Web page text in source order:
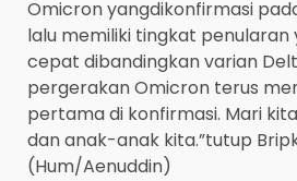
Omicron yangdikonfirmasi
lalu memiliki tingkat penularan
cepat dibandingkan varian
pergerakan Omicron terus
pertama di konfirmasi. Mari
dan anak-anak kita.”tutup
(Hum/Aenuddin)